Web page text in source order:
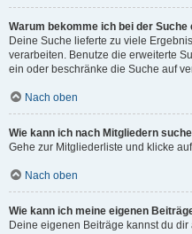
Warum bekomme ich bei der Suche
Deine Suche lieferte zu viele
verarbeiten. Benutze die erweiterte
ein oder beschränke die Suche auf
Nach oben
Wie kann ich nach Mitgliedern
Gehe zur Mitgliederliste und klicke
Nach oben
Wie kann ich meine eigenen
Deine eigenen Beiträge kannst du